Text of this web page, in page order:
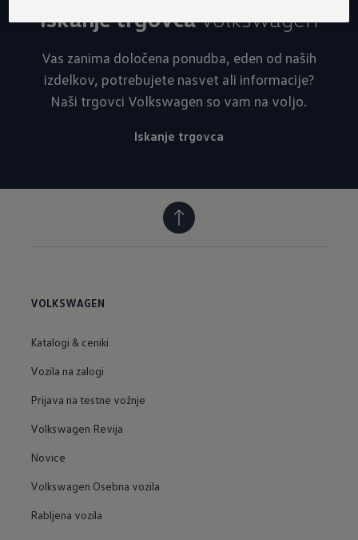
Iskanje trgovcaVolkswagen
Vas zanima določena ponudba, eden od naših
izdelkov, potrebujete nasvet ali informacije?
Naši trgovci Volkswagen so vam na voljo.
Iskanje trgovca
VOLKSWAGEN
Katalogi & ceniki
Vozila na zalogi
Prijava na testne vožnje
Volkswagen Revija
Novice
Volkswagen Osebna vozila
Rabljena vozila